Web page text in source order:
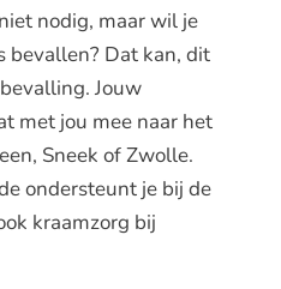
nodig, maar wil je
bevallen? Dat kan, dit
Jouw
met jou mee naar het
Sneek of Zwolle.
ondersteunt je bij de
kraamzorg bij